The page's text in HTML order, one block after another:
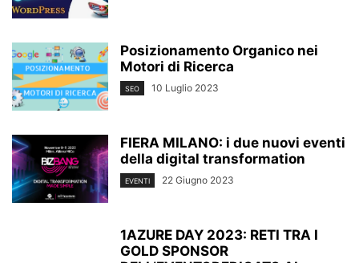
Posizionamento Organico nei
Motori di Ricerca
SEO 10 Luglio 2023
FIERA MILANO: i due nuovi eventi
della digital transformation
EVENTI 22 Giugno 2023
1AZURE DAY 2023: RETI TRA I
GOLD SPONSOR